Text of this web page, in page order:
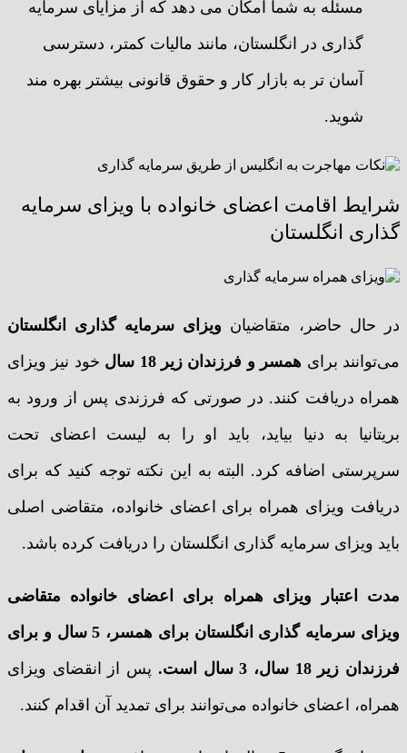
مسئله به شما امکان می دهد که از مزایای سرمایه
گذاری در انگلستان، مانند مالیات کمتر، دسترسی
آسان تر به بازار کار و حقوق قانونی بیشتر بهره مند
شوید.
شرایط اقامت اعضای خانواده با ویزای سرمایه
گذاری انگلستان
در حال حاضر، متقاضیان ویزای سرمایه گذاری انگلستان
می‌توانند برای همسر و فرزندان زیر 18 سال
خود نیز ویزای
همراه دریافت کنند. در صورتی که فرزندی پس از ورود به
بریتانیا به دنیا بیاید، باید او را به لیست اعضای تحت
سرپرستی اضافه کرد. البته به این نکته توجه کنید که برای
دریافت ویزای همراه برای اعضای خانواده، متقاضی اصلی
باید ویزای سرمایه گذاری انگلستان را دریافت کرده باشد.
مدت اعتبار ویزای همراه برای اعضای خانواده متقاضی
ویزای سرمایه گذاری انگلستان برای همسر، 5 سال و برای
فرزندان زیر 18 سال، 3 سال است.
پس از انقضای ویزای
همراه، اعضای خانواده می‌توانند برای تمدید آن اقدام کنند.